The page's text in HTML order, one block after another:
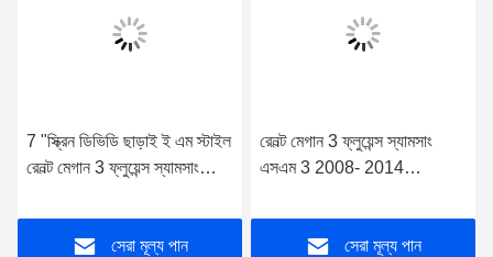
7 "স্ক্রিন ডিভিডি ছাড়াই ই এম স্টাইল
রেনল্ট মেগান 3 ফ্লুয়েন্স স্যামসাং
স্টেরিওর জন্য
সেরা মূল্য পান
রেনল্ট মেগান 3 ফ্লুয়েন্স স্যামসাং
এসএম 3 2008- 2014
ডিভিডি ডেক সহ 7 "স্ক্রিন ই এম
সেরা মূল্য পান